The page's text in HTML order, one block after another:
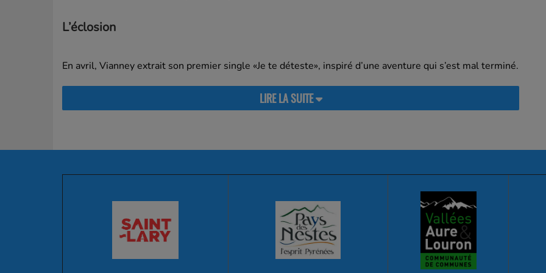
L’éclosion
En avril, Vianney extrait son premier single «Je te déteste», inspiré d’une aventure qui s’est mal terminé.
LIRE LA SUITE